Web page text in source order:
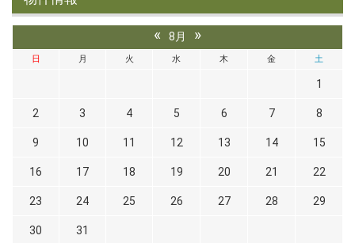
« 8月 »
日 月 火 水 木 金 土
1
2 3 4 5 6 7 8
9 10 11 12 13 14 15
16 17 18 19 20 21 22
23 24 25 26 27 28 29
30 31